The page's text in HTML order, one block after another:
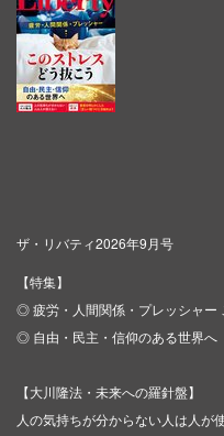
ザ・リバティ2026年9月号
【特集】
◎ 疲労・人間関係・プレッシャー
◎ 自由・民主・信仰のある世界へ
【大川隆法・未来への羅針盤】
人の気持ちが分からない人は人が